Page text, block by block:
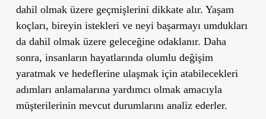
dahil olmak üzere geçmişlerini dikkate alır. Yaşam
koçları, bireyin istekleri ve neyi başarmayı umdukları
da dahil olmak üzere geleceğine odaklanır. Daha
sonra, insanların hayatlarında olumlu değişim
yaratmak ve hedeflerine ulaşmak için atabilecekleri
adımları anlamalarına yardımcı olmak amacıyla
müşterilerinin mevcut durumlarını analiz ederler.